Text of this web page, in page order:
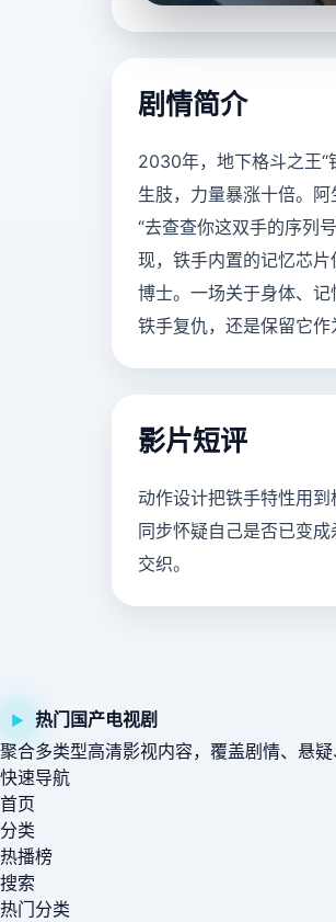
剧情简介
2030年，地下格斗之王“
生肢，力量暴涨十倍。
“去查查你这双手的序列
现，铁手内置的记忆芯
博士。一场关于身体、
铁手复仇，还是保留它作
影片短评
动作设计把铁手特性用
同步怀疑自己是否已变
交织。
▶
热门国产电视剧
聚合多类型高清影视内容，覆盖剧情、悬
快速导航
首页
分类
热播榜
搜索
热门分类